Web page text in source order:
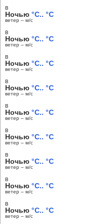
в
Ночью °C.. °C
ветер – м/c
в
Ночью °C.. °C
ветер – м/c
в
Ночью °C.. °C
ветер – м/c
в
Ночью °C.. °C
ветер – м/c
в
Ночью °C.. °C
ветер – м/c
в
Ночью °C.. °C
ветер – м/c
в
Ночью °C.. °C
ветер – м/c
в
Ночью °C.. °C
ветер – м/c
в
Ночью °C.. °C
ветер – м/c